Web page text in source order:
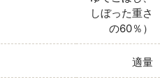
しぼった重さ
の60％）
適量